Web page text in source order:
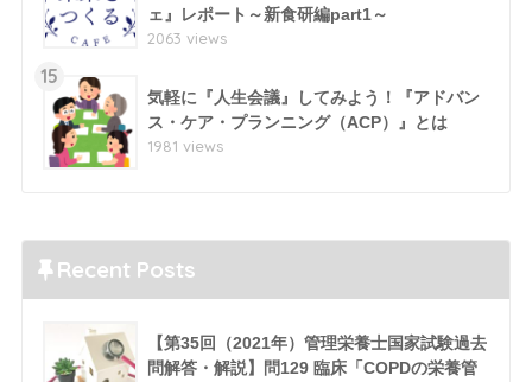
ェ』レポート～新食研編part1～
2063 views
15
気軽に『人生会議』してみよう！『アドバン
ス・ケア・プランニング（ACP）』とは
1981 views
Recent Posts
【第35回（2021年）管理栄養士国家試験過去
問解答・解説】問129 臨床「COPDの栄養管